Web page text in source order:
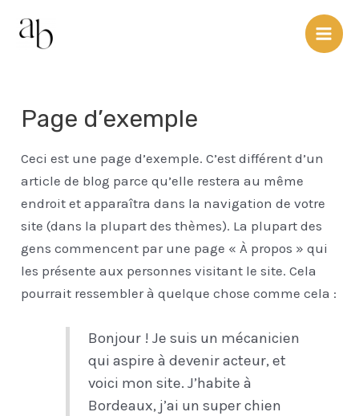
Page d’exemple
Ceci est une page d’exemple. C’est différent d’un
article de blog parce qu’elle restera au même
endroit et apparaîtra dans la navigation de votre
site (dans la plupart des thèmes). La plupart des
gens commencent par une page « À propos » qui
les présente aux personnes visitant le site. Cela
pourrait ressembler à quelque chose comme cela :
Bonjour ! Je suis un mécanicien
qui aspire à devenir acteur, et
voici mon site. J’habite à
Bordeaux, j’ai un super chien